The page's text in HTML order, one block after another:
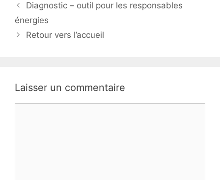
Diagnostic – outil pour les responsables
énergies
Retour vers l’accueil
Laisser un commentaire